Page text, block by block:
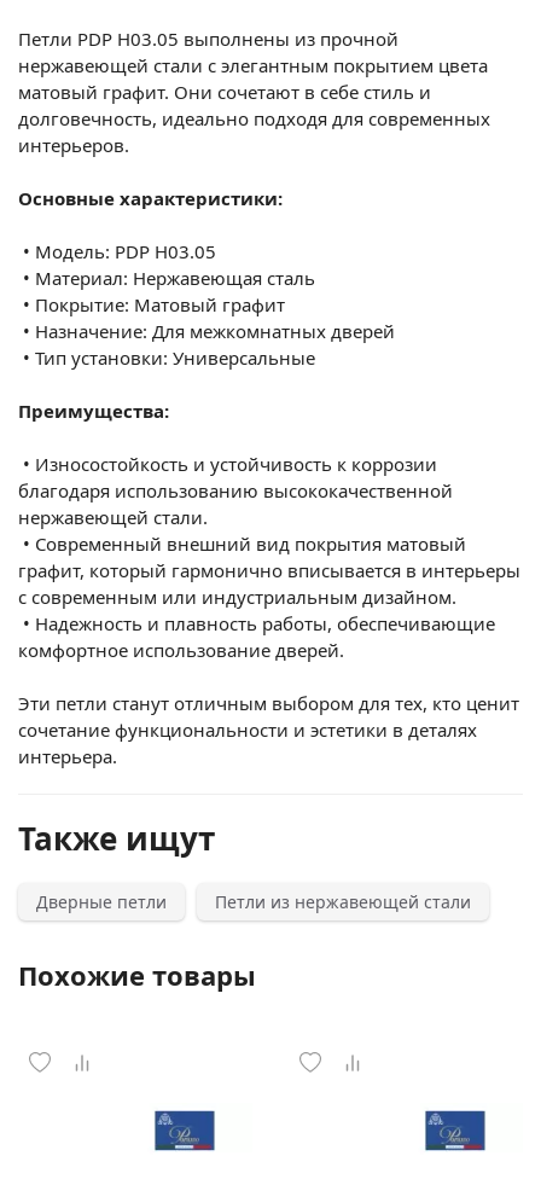
Петли PDP Н03.05 выполнены из прочной
нержавеющей стали с элегантным покрытием цвета
матовый графит. Они сочетают в себе стиль и
долговечность, идеально подходя для современных
интерьеров.
Основные характеристики:
• Модель: PDP Н03.05
• Материал: Нержавеющая сталь
• Покрытие: Матовый графит
• Назначение: Для межкомнатных дверей
• Тип установки: Универсальные
Преимущества:
• Износостойкость и устойчивость к коррозии
благодаря использованию высококачественной
нержавеющей стали.
• Современный внешний вид покрытия матовый
графит, который гармонично вписывается в интерьеры
с современным или индустриальным дизайном.
• Надежность и плавность работы, обеспечивающие
комфортное использование дверей.
Эти петли станут отличным выбором для тех, кто ценит
сочетание функциональности и эстетики в деталях
интерьера.
Также ищут
Дверные петли Петли из нержавеющей стали
Похожие товары